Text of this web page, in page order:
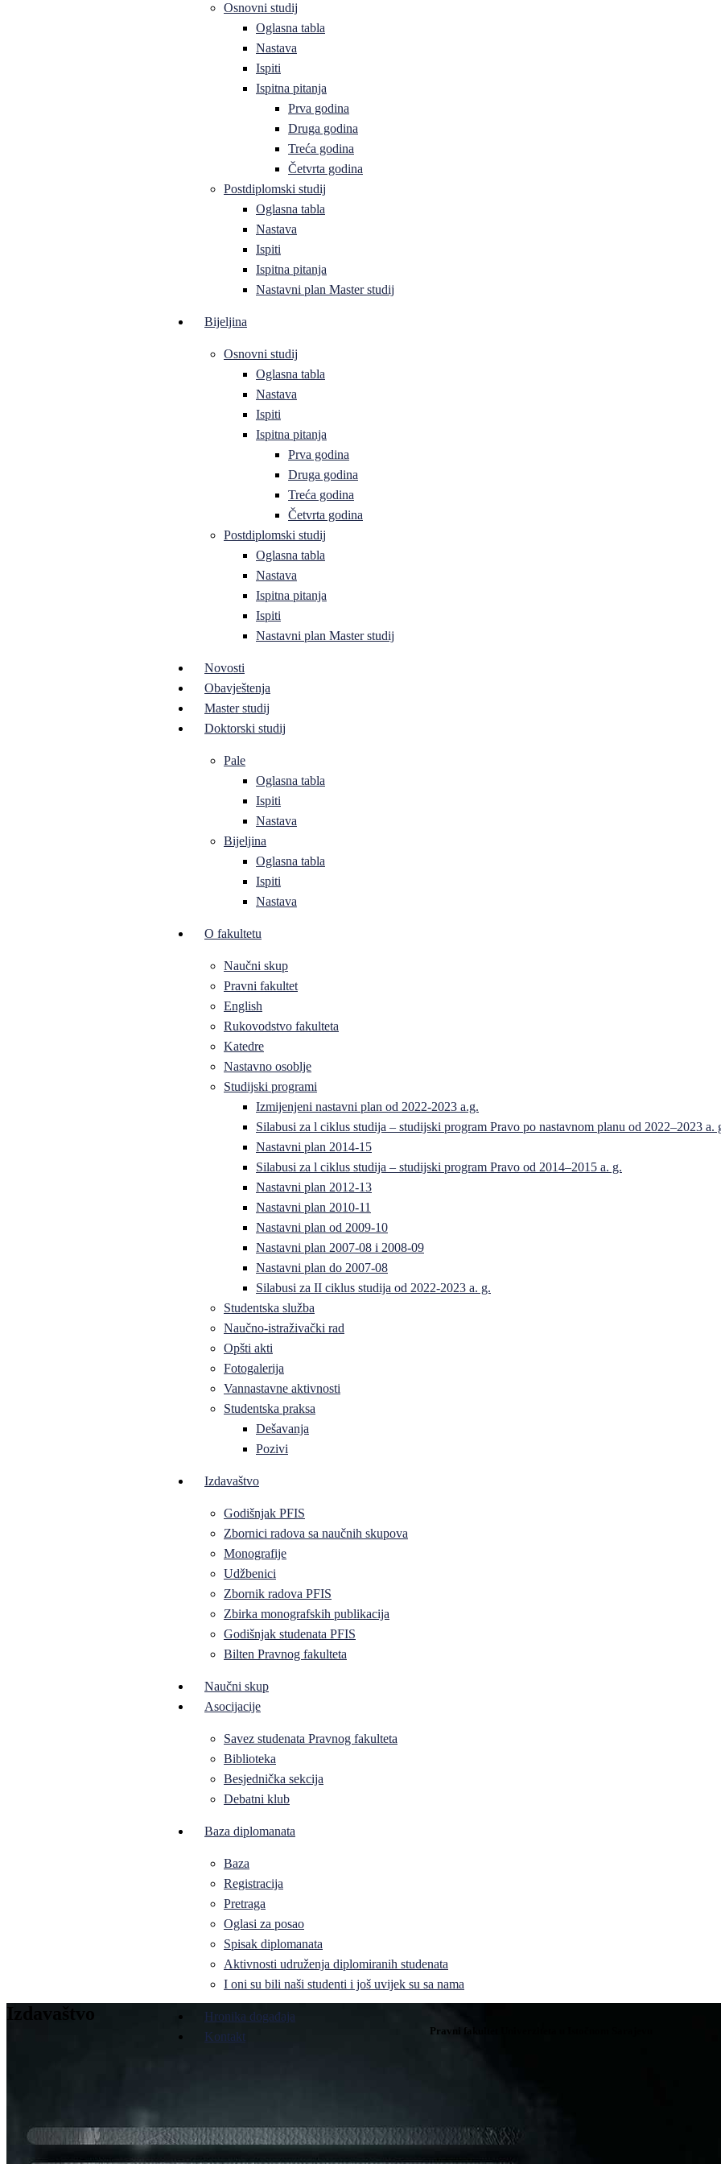
Osnovni studij
Oglasna tabla
Nastava
Ispiti
Ispitna pitanja
Prva godina
Druga godina
Treća godina
Četvrta godina
Postdiplomski studij
Oglasna tabla
Nastava
Ispiti
Ispitna pitanja
Nastavni plan Master studij
Bijeljina
Osnovni studij
Oglasna tabla
Nastava
Ispiti
Ispitna pitanja
Prva godina
Druga godina
Treća godina
Četvrta godina
Postdiplomski studij
Oglasna tabla
Nastava
Ispitna pitanja
Ispiti
Nastavni plan Master studij
Novosti
Obavještenja
Master studij
Doktorski studij
Pale
Oglasna tabla
Ispiti
Nastava
Bijeljina
Oglasna tabla
Ispiti
Nastava
O fakultetu
Naučni skup
Pravni fakultet
English
Rukovodstvo fakulteta
Katedre
Nastavno osoblje
Studijski programi
Izmijenjeni nastavni plan od 2022-2023 a.g.
Silabusi za l ciklus studija – studijski program Pravo po nastavnom planu od 2022–2023 a.
Nastavni plan 2014-15
Silabusi za l ciklus studija – studijski program Pravo od 2014–2015 a. g.
Nastavni plan 2012-13
Nastavni plan 2010-11
Nastavni plan od 2009-10
Nastavni plan 2007-08 i 2008-09
Nastavni plan do 2007-08
Silabusi za II ciklus studija od 2022-2023 a. g.
Studentska služba
Naučno-istraživački rad
Opšti akti
Fotogalerija
Vannastavne aktivnosti
Studentska praksa
Dešavanja
Pozivi
Izdavaštvo
Godišnjak PFIS
Zbornici radova sa naučnih skupova
Monografije
Udžbenici
Zbornik radova PFIS
Zbirka monografskih publikacija
Godišnjak studenata PFIS
Bilten Pravnog fakulteta
Naučni skup
Asocijacije
Savez studenata Pravnog fakulteta
Biblioteka
Besjednička sekcija
Debatni klub
Baza diplomanata
Baza
Registracija
Pretraga
Oglasi za posao
Spisak diplomanata
Aktivnosti udruženja diplomiranih studenata
I oni su bili naši studenti i još uvijek su sa nama
Hronika događaja
Kontakt
Izdavaštvo
Pravni fakultet Univerziteta u Istočnom Sarajevu